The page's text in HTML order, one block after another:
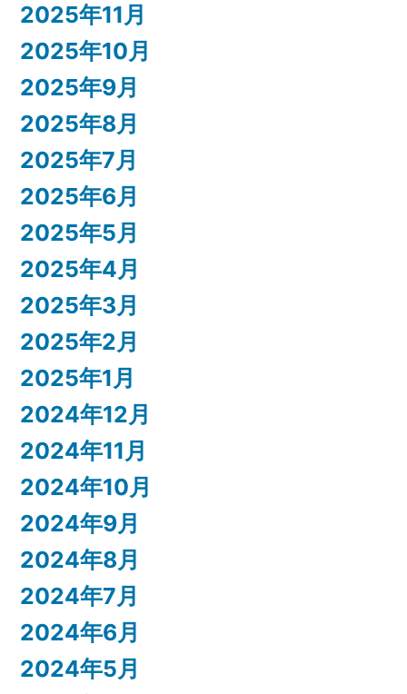
2025年11月
2025年10月
2025年9月
2025年8月
2025年7月
2025年6月
2025年5月
2025年4月
2025年3月
2025年2月
2025年1月
2024年12月
2024年11月
2024年10月
2024年9月
2024年8月
2024年7月
2024年6月
2024年5月